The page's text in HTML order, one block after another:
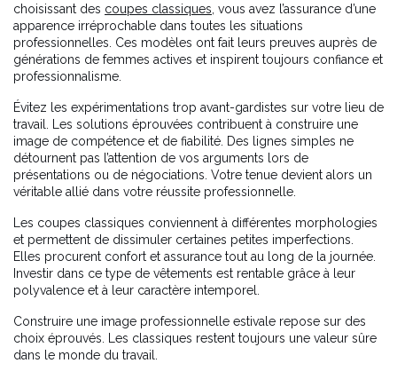
choisissant des coupes classiques , vous avez l’assurance d’une
apparence irréprochable dans toutes les situations
professionnelles. Ces modèles ont fait leurs preuves auprès de
générations de femmes actives et inspirent toujours confiance et
professionnalisme.
Évitez les expérimentations trop avant-gardistes sur votre lieu de
travail. Les solutions éprouvées contribuent à construire une
image de compétence et de fiabilité. Des lignes simples ne
détournent pas l’attention de vos arguments lors de
présentations ou de négociations. Votre tenue devient alors un
véritable allié dans votre réussite professionnelle.
Les coupes classiques conviennent à différentes morphologies
et permettent de dissimuler certaines petites imperfections.
Elles procurent confort et assurance tout au long de la journée.
Investir dans ce type de vêtements est rentable grâce à leur
polyvalence et à leur caractère intemporel.
Construire une image professionnelle estivale repose sur des
choix éprouvés. Les classiques restent toujours une valeur sûre
dans le monde du travail.